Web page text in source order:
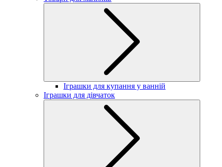
Іграшки для купання у ванній
Іграшки для дівчаток